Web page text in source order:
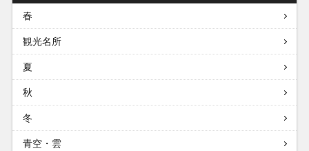
春
観光名所
夏
秋
冬
青空・雲